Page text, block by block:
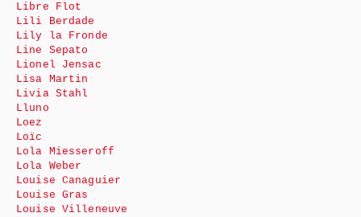
Libre Flot
Lili Berdade
Lily la Fronde
Line Sepato
Lionel Jensac
Lisa Martin
Livia Stahl
Lluno
Loez
Loïc
Lola Miesseroff
Lola Weber
Louise Canaguier
Louise Gras
Louise Villeneuve